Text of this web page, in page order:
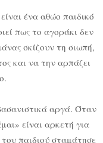
ένα αθώο παιδικό
πως το αγοράκι δεν
σκίζουν τη σιωπή,
και να την αρπάζει
αργά. Όταν
είναι αρκετή για
παιδιού σταμάτησε